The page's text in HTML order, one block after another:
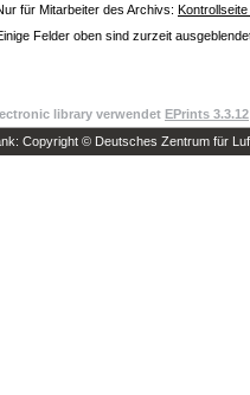
für Mitarbeiter des Archivs:
Felder oben sind zurzeit
library verwendet EPrints 3.3.12
Copyright © Deutsches Zentrum für